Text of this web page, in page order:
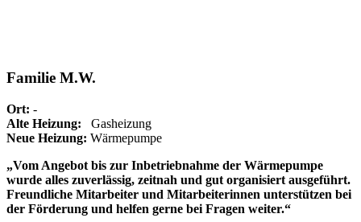
Familie M.W.
Ort: -
Alte Heizung: Gasheizung
Neue Heizung: Wärmepumpe
„Vom Angebot bis zur Inbetriebnahme der Wärmepumpe
wurde alles zuverlässig, zeitnah und gut organisiert ausgeführt.
Freundliche Mitarbeiter und Mitarbeiterinnen unterstützen bei
der Förderung und helfen gerne bei Fragen weiter.“